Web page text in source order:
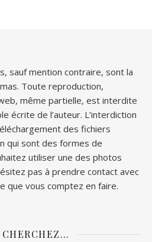
sauf mention contraire, sont la
Toute reproduction,
même partielle, est interdite
écrite de l’auteur. L’interdiction
des fichiers
qui sont des formes de
utiliser une des photos
pas à prendre contact avec
que vous comptez en faire.
CHERCHEZ…